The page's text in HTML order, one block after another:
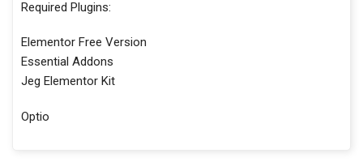
Required Plugins:
Elementor Free Version
Essential Addons
Jeg Elementor Kit
Optio